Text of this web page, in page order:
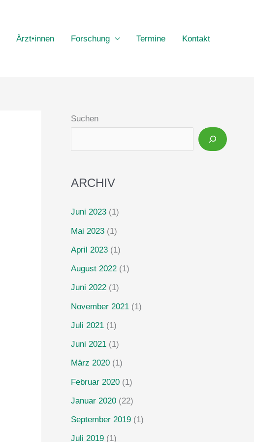
Ärzt•innen Forschung Termine Kontakt
Suchen
ARCHIV
Juni 2023 (1)
Mai 2023 (1)
April 2023 (1)
August 2022 (1)
Juni 2022 (1)
November 2021 (1)
Juli 2021 (1)
Juni 2021 (1)
März 2020 (1)
Februar 2020 (1)
Januar 2020 (22)
September 2019 (1)
Juli 2019 (1)